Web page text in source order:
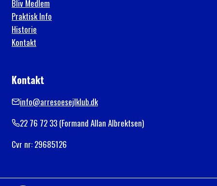
Bliv Medlem
Praktisk Info
Historie
Kontakt
Kontakt
info@arresoesejlklub.dk
22 76 72 33 (Formand Allan Albrektsen)
Cvr nr: 29685126